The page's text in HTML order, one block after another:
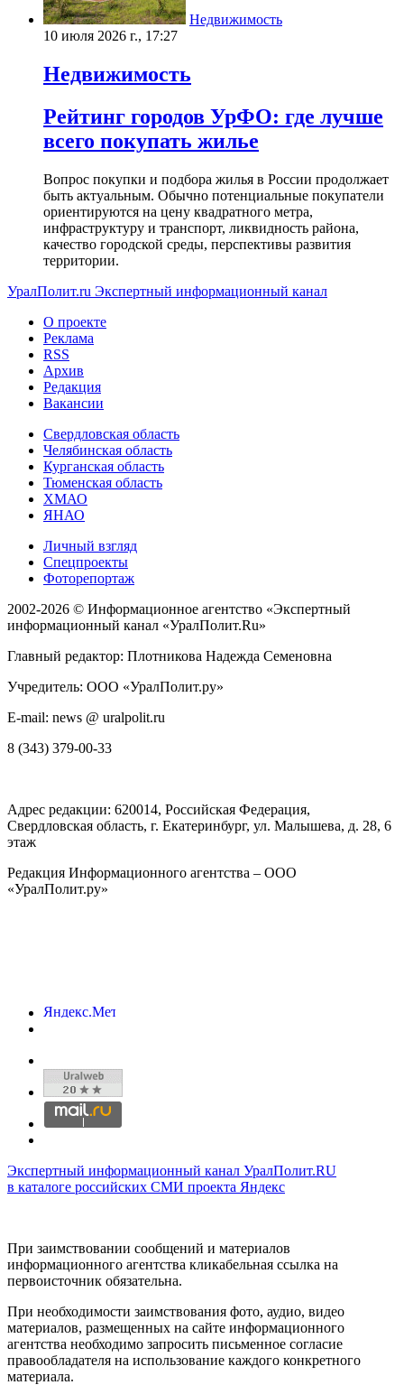
Недвижимость
10 июля 2026 г., 17:27
Недвижимость
Рейтинг городов УрФО: где лучше
всего покупать жилье
Вопрос покупки и подбора жилья в России продолжает
быть актуальным. Обычно потенциальные покупатели
ориентируются на цену квадратного метра,
инфраструктуру и транспорт, ликвидность района,
качество городской среды, перспективы развития
территории.
УралПолит.ru Экспертный информационный канал
О проекте
Реклама
RSS
Архив
Редакция
Вакансии
Свердловская область
Челябинская область
Курганская область
Тюменская область
ХМАО
ЯНАО
Личный взгляд
Спецпроекты
Фоторепортаж
2002-2026 © Информационное агентство «Экспертный
информационный канал «УралПолит.Ru»
Главный редактор: Плотникова Надежда Семеновна
Учредитель: ООО «УралПолит.ру»
E-mail: news @ uralpolit.ru
8 (343) 379-00-33
Адрес редакции: 620014, Российская Федерация,
Свердловская область, г. Екатеринбург, ул. Малышева, д. 28, 6
этаж
Редакция Информационного агентства – ООО
«УралПолит.ру»
Экспертный информационный канал УралПолит.RU
в каталоге российских СМИ проекта Яндекс
При заимствовании сообщений и материалов
информационного агентства кликабельная ссылка на
первоисточник обязательна.
При необходимости заимствования фото, аудио, видео
материалов, размещенных на сайте информационного
агентства необходимо запросить письменное согласие
правообладателя на использование каждого конкретного
материала.